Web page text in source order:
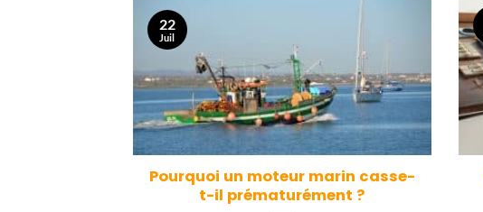
Pourquoi un moteur marin casse-
t-il prématurément ?
22
Juil